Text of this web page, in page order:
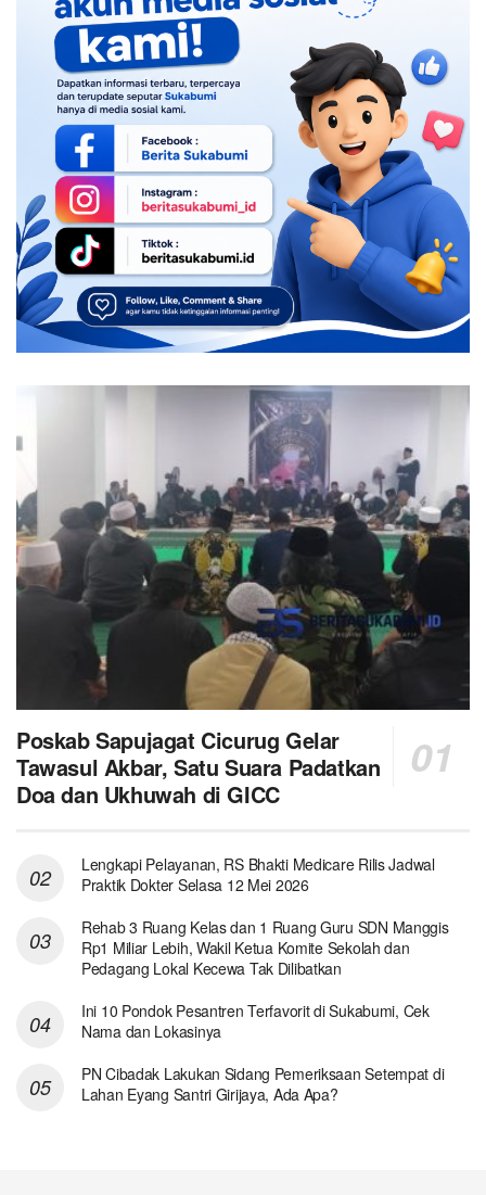
Poskab Sapujagat Cicurug Gelar
Tawasul Akbar, Satu Suara Padatkan
Doa dan Ukhuwah di GICC
Lengkapi Pelayanan, RS Bhakti Medicare Rilis Jadwal
Praktik Dokter Selasa 12 Mei 2026
Rehab 3 Ruang Kelas dan 1 Ruang Guru SDN Manggis
Rp1 Miliar Lebih, Wakil Ketua Komite Sekolah dan
Pedagang Lokal Kecewa Tak Dilibatkan
Ini 10 Pondok Pesantren Terfavorit di Sukabumi, Cek
Nama dan Lokasinya
PN Cibadak Lakukan Sidang Pemeriksaan Setempat di
Lahan Eyang Santri Girijaya, Ada Apa?